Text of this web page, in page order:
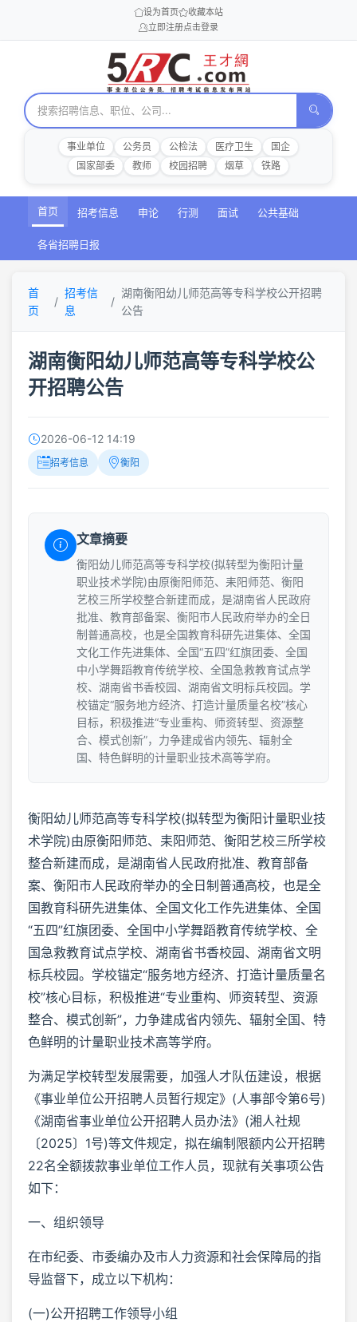
设为首页
收藏本站
立即注册点击登录
事业单位 公务员 公检法 医疗卫生
国企
国家部委
教师 校园招聘 烟草 铁路
首页 招考信息 申论 行测 面试 公共基础
各省招聘日报
首
页
招考信
息
湖南衡阳幼儿师范高等专科学校公开招聘
公告
湖南衡阳幼儿师范高等专科学校公
开招聘公告
2026-06-12 14:19
招考信息 衡阳
文章摘要
衡阳幼儿师范高等专科学校(拟转型为衡阳计量
职业技术学院)由原衡阳师范、耒阳师范、衡阳
艺校三所学校整合新建而成，是湖南省人民政府
批准、教育部备案、衡阳市人民政府举办的全日
制普通高校，也是全国教育科研先进集体、全国
文化工作先进集体、全国“五四”红旗团委、全国
中小学舞蹈教育传统学校、全国急救教育试点学
校、湖南省书香校园、湖南省文明标兵校园。学
校锚定“服务地方经济、打造计量质量名校”核心
目标，积极推进“专业重构、师资转型、资源整
合、模式创新”，力争建成省内领先、辐射全
国、特色鲜明的计量职业技术高等学府。
衡阳幼儿师范高等专科学校(拟转型为衡阳计量职业技
术学院)由原衡阳师范、耒阳师范、衡阳艺校三所学校
整合新建而成，是湖南省人民政府批准、教育部备
案、衡阳市人民政府举办的全日制普通高校，也是全
国教育科研先进集体、全国文化工作先进集体、全国
“五四”红旗团委、全国中小学舞蹈教育传统学校、全
国急救教育试点学校、湖南省书香校园、湖南省文明
标兵校园。学校锚定“服务地方经济、打造计量质量名
校”核心目标，积极推进“专业重构、师资转型、资源
整合、模式创新”，力争建成省内领先、辐射全国、特
色鲜明的计量职业技术高等学府。
为满足学校转型发展需要，加强人才队伍建设，根据
《事业单位公开招聘人员暂行规定》(人事部令第6号)
《湖南省事业单位公开招聘人员办法》(湘人社规
〔2025〕1号)等文件规定，拟在编制限额内公开招聘
22名全额拨款事业单位工作人员，现就有关事项公告
如下：
一、组织领导
在市纪委、市委编办及市人力资源和社会保障局的指
导监督下，成立以下机构：
(一)公开招聘工作领导小组